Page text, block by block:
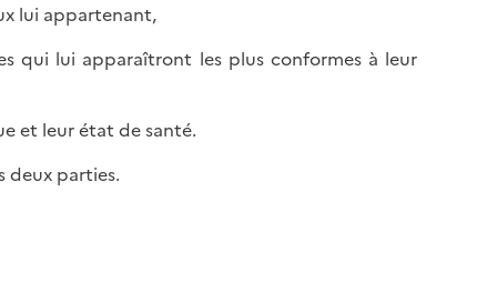
lui appartenant,
qui lui apparaîtront les plus conformes à leur
et leur état de santé.
deux parties.